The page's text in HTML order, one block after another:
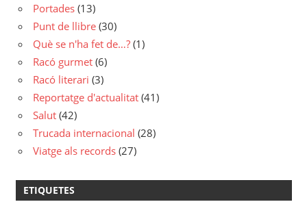
Portades (13)
Punt de llibre (30)
Què se n'ha fet de…? (1)
Racó gurmet (6)
Racó literari (3)
Reportatge d'actualitat (41)
Salut (42)
Trucada internacional (28)
Viatge als records (27)
ETIQUETES